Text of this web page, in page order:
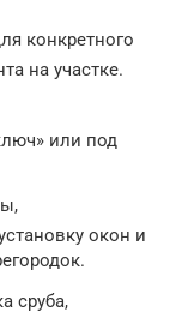
конкретного
на участке.
или под
окон и
сруба,